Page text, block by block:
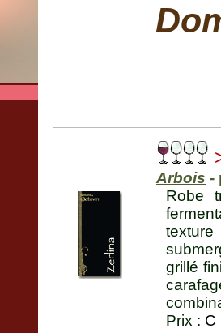
Arbois -
Robe
grillé
Prix : C